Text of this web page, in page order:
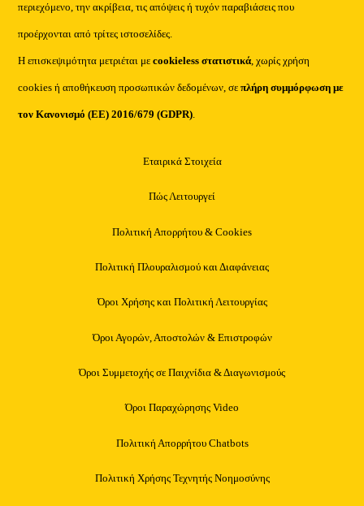
περιεχόμενο, την ακρίβεια, τις απόψεις ή τυχόν παραβιάσεις που
προέρχονται από τρίτες ιστοσελίδες.
Η επισκεψιμότητα μετριέται μεcookieless στατιστικά, χωρίς χρήση
cookies ή αποθήκευση προσωπικών δεδομένων, σεπλήρη συμμόρφωση με
τον Κανονισμό (ΕΕ) 2016/679 (GDPR).
Εταιρικά Στοιχεία
Πώς Λειτουργεί
Πολιτική Απορρήτου & Cookies
Πολιτική Πλουραλισμού και Διαφάνειας
Όροι Χρήσης και Πολιτική Λειτουργίας
Όροι Αγορών, Αποστολών & Επιστροφών
Όροι Συμμετοχής σε Παιχνίδια & Διαγωνισμούς
Όροι Παραχώρησης Video
Πολιτική Απορρήτου Chatbots
Πολιτική Χρήσης Τεχνητής Νοημοσύνης